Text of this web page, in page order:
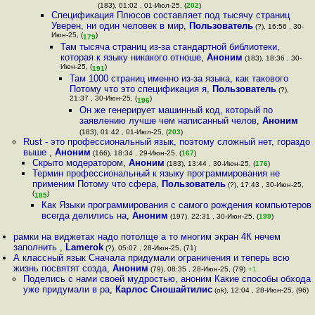
(183), 01:02 , 01-Июл-25, (202)
Спецификация Плюсов составляет под тысячу страниц
Уверен, ни один человек в мир, Пользователь(?), 16:56 , 30-
Июн-25, (179)
Там тысяча страниц из-за стандартной библиотеки,
которая к языку никакого отноше, Аноним (183), 18:36 , 30-
Июн-25, (191)
Там 1000 страниц именно из-за языка, как такового
Потому что это спецификация я, Пользователь (?),
21:37 , 30-Июн-25, (196)
Он же генерирует машинный код, который по
заявлению лучше чем написанный челов, Аноним
(183), 01:42 , 01-Июл-25, (203)
Rust - это профессиональный язык, поэтому сложный нет, гораздо
выше , Аноним (166), 18:34 , 29-Июн-25, (167)
Скрыто модератором, Аноним (183), 13:44 , 30-Июн-25, (176)
Термин профессиональный к языку программирования не
применим Потому что сфера, Пользователь(?), 17:43 , 30-Июн-25,
(185)
Как Языки программирования с самого рождения компьютеров
всегда делились на,Аноним (197), 22:31 , 30-Июн-25, (199)
рамки на виджетах надо потолще а то многим экран 4К нечем
заполнить , Lamerok (?), 05:07 , 28-Июн-25, (71)
А классный язык Сначала придумали ограничения и теперь всю
жизнь посвятят созда,Аноним (79), 08:35 , 28-Июн-25, (79) +1
Поделись с нами своей мудростью, аноним Какие способы обхода
уже придумали в ра, Карлос Сношайтилис(ok), 12:04 , 28-Июн-25, (96)